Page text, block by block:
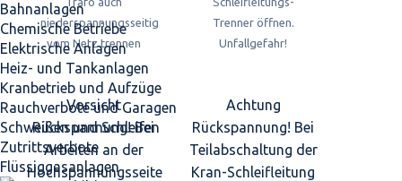
Bahnanlagen
Chemische Betriebe
Elektrische Anlagen
Heiz- und Tankanlagen
Kranbetrieb und Aufzüge
Rauchverbote und Garagen
Schweißen und Schleifen
Zutrittsverbote
Flüssiggasanlagen
Vorsicht
Rückspannung! Bei
Arbeiten an der
Hochspannungsseite
Achtung
Rückspannung! Bei
Teilabschaltung der
Kran-Schleifleitung